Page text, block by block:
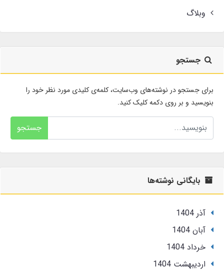
وبلاگ
جستجو
برای جستجو در نوشته‌های وب‌سایت، کلمه‌ی کلیدی مورد نظر خود را
بنویسید و بر روی دکمه کلیک کنید.
جستجو
بایگانی نوشته‌ها
آذر 1404
آبان 1404
خرداد 1404
ارديبهشت 1404